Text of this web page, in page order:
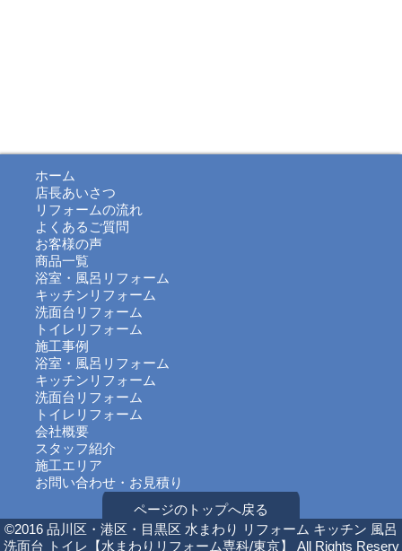
ホーム
店長あいさつ
リフォームの流れ
よくあるご質問
お客様の声
商品一覧
浴室・風呂リフォーム
キッチンリフォーム
洗面台リフォーム
トイレリフォーム
施工事例
浴室・風呂リフォーム
キッチンリフォーム
洗面台リフォーム
トイレリフォーム
会社概要
スタッフ紹介
施工エリア
お問い合わせ・お見積り
ページのトップへ戻る
©2016 品川区・港区・目黒区 水まわり リフォーム キッチン 風呂
洗面台 トイレ【水まわりリフォーム専科/東京】 All Rights Reserv